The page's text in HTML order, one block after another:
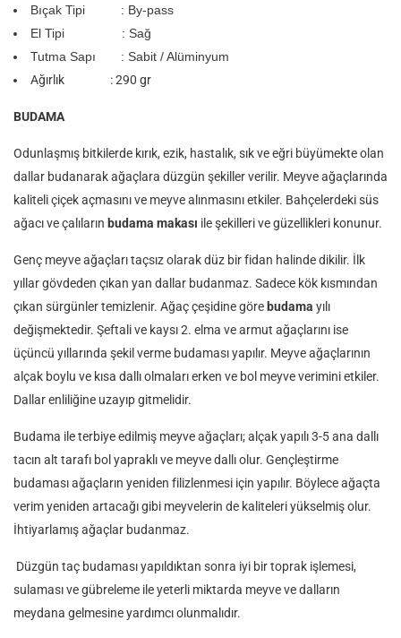
Bıçak Tipi : By-pass
El Tipi : Sağ
Tutma Sapı : Sabit / Alüminyum
Ağırlık : 290 gr
BUDAMA
Odunlaşmış bitkilerde kırık, ezik, hastalık, sık ve eğri büyümekte olan
dallar budanarak ağaçlara düzgün şekiller verilir. Meyve ağaçlarında
kaliteli çiçek açmasını ve meyve alınmasını etkiler. Bahçelerdeki süs
ağacı ve çalıların budama makası ile şekilleri ve güzellikleri konunur.
Genç meyve ağaçları taçsız olarak düz bir fidan halinde dikilir. İlk
yıllar gövdeden çıkan yan dallar budanmaz. Sadece kök kısmından
çıkan sürgünler temizlenir. Ağaç çeşidine göre budama yılı
değişmektedir. Şeftali ve kaysı 2. elma ve armut ağaçlarını ise
üçüncü yıllarında şekil verme budaması yapılır. Meyve ağaçlarının
alçak boylu ve kısa dallı olmaları erken ve bol meyve verimini etkiler.
Dallar enliliğine uzayıp gitmelidir.
Budama ile terbiye edilmiş meyve ağaçları; alçak yapılı 3-5 ana dallı
tacın alt tarafı bol yapraklı ve meyve dallı olur. Gençleştirme
budaması ağaçların yeniden filizlenmesi için yapılır. Böylece ağaçta
verim yeniden artacağı gibi meyvelerin de kaliteleri yükselmiş olur.
İhtiyarlamış ağaçlar budanmaz.
Düzgün taç budaması yapıldıktan sonra iyi bir toprak işlemesi,
sulaması ve gübreleme ile yeterli miktarda meyve ve dalların
meydana gelmesine yardımcı olunmalıdır.